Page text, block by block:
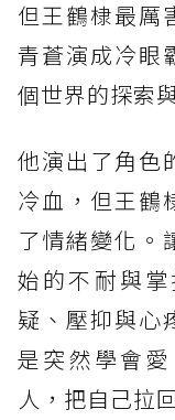
但王鶴棣最厲
青蒼演成冷眼
個世界的探索
他演出了角色
冷血，但王鶴
了情緒變化。
始的不耐與
疑、壓抑與心
是突然學會
人，把自己拉